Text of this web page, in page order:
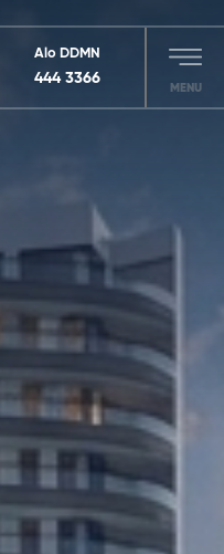
Alo DDMN
444 3366
MENU